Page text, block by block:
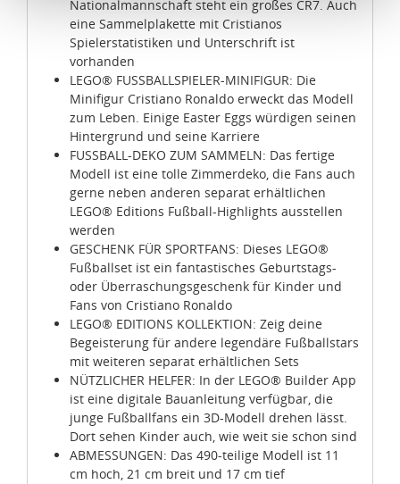
Schutzniveau für personenbezogene Daten bietet. Durch
die Verwendung von Standarddatenschutzklauseln in
Verbindung mit zusätzlichen Maßnahmen zur Sicherung
eines angemessenen Schutzniveaus, garantieren wir,
dass die Datenschutzvorgaben der EU auch bei der
Verarbeitung von Daten in den USA eingehalten werden.
Sie können die Cookie-Einwilligung jederzeit links unten
auf Ihrem Bildschirm anpassen und damit widerrufen.
idee+spiel Betriebs-GmbH
Datenschutzbestimmungen
Nationalmannschaft steht ein großes CR7. Auch
eine Sammelplakette mit Cristianos
Spielerstatistiken und Unterschrift ist
vorhanden
LEGO® FUSSBALLSPIELER-MINIFIGUR: Die
Minifigur Cristiano Ronaldo erweckt das Modell
zum Leben. Einige Easter Eggs würdigen seinen
Hintergrund und seine Karriere
FUSSBALL-DEKO ZUM SAMMELN: Das fertige
Modell ist eine tolle Zimmerdeko, die Fans auch
gerne neben anderen separat erhältlichen
LEGO® Editions Fußball-Highlights ausstellen
werden
GESCHENK FÜR SPORTFANS: Dieses LEGO®
Fußballset ist ein fantastisches Geburtstags-
oder Überraschungsgeschenk für Kinder und
Fans von Cristiano Ronaldo
LEGO® EDITIONS KOLLEKTION: Zeig deine
Begeisterung für andere legendäre Fußballstars
mit weiteren separat erhältlichen Sets
NÜTZLICHER HELFER: In der LEGO® Builder App
ist eine digitale Bauanleitung verfügbar, die
junge Fußballfans ein 3D-Modell drehen lässt.
Dort sehen Kinder auch, wie weit sie schon sind
ABMESSUNGEN: Das 490-teilige Modell ist 11
cm hoch, 21 cm breit und 17 cm tief